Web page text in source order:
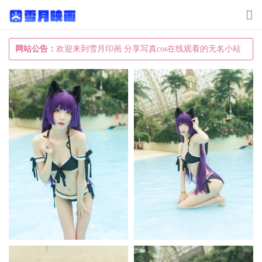
网站公告： 欢迎来到雪月印画 分享写真cos在线观看的无名小站
T
o
g
l
e
n
a
v
i
g
i